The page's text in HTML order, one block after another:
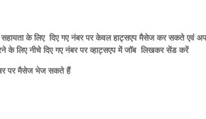
के लिए दिए गए नंबर पर केवल हाट्सएप मैसेज कर सकते एवं
के लिए नीचे दिए गए नंबर पर व्हाट्सएप में जॉब लिखकर सेंड करें
पर मैसेज भेज सकते हैं